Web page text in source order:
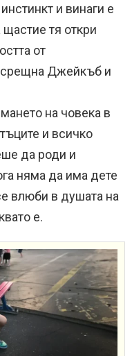
и винаги е
тя откри
от
срещна Джейкъб и
на човека в
и всичко
да роди и
няма да има дете
влюби в душата на
е.